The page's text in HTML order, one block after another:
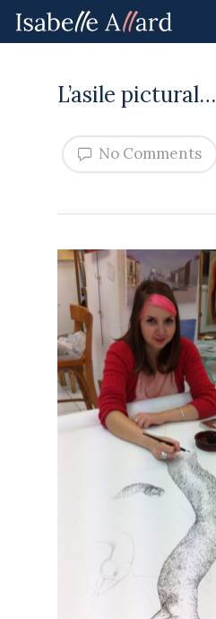
L’asile pictural…
No Comments